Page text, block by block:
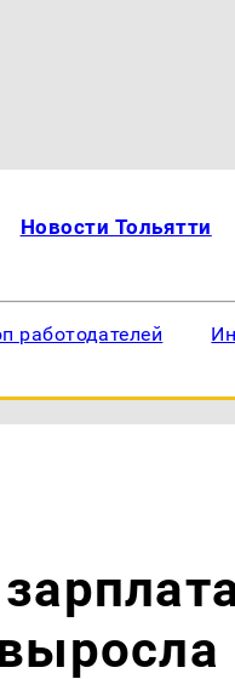
Новости Тольятти
работодателей